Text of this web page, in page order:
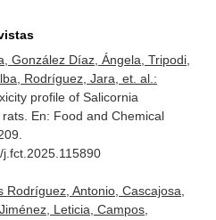
González Díaz, Ángela, Tripodi,
Rodríguez, Jara, et. al.:
profile of Salicornia
En: Food and Chemical
Rodríguez, Antonio, Cascajosa,
Leticia, Campos,